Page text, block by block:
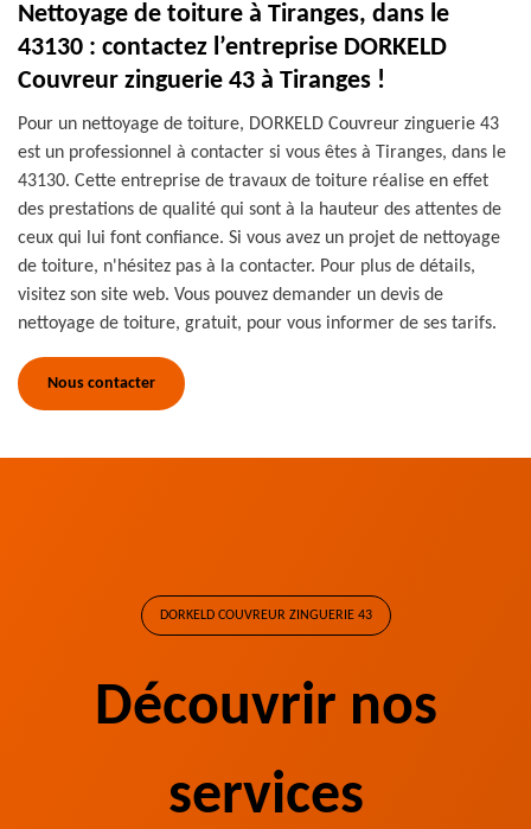
Nettoyage de toiture à Tiranges, dans le
43130 : contactez l’entreprise DORKELD
Couvreur zinguerie 43 à Tiranges !
Pour un nettoyage de toiture, DORKELD Couvreur zinguerie 43
est un professionnel à contacter si vous êtes à Tiranges, dans le
43130. Cette entreprise de travaux de toiture réalise en effet
des prestations de qualité qui sont à la hauteur des attentes de
ceux qui lui font confiance. Si vous avez un projet de nettoyage
de toiture, n'hésitez pas à la contacter. Pour plus de détails,
visitez son site web. Vous pouvez demander un devis de
nettoyage de toiture, gratuit, pour vous informer de ses tarifs.
Nous contacter
DORKELD COUVREUR ZINGUERIE 43
Découvrir nos
services